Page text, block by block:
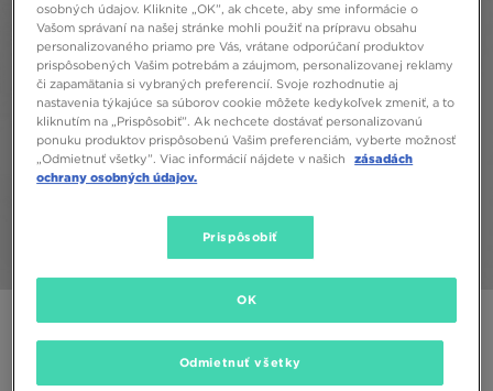
JORDAN GIRLS' TIE DYE TRIČKO/SHORTS SET INFANT
23,00 €
osobných údajov. Kliknite „OK”, ak chcete, aby sme informácie o
Vašom správaní na našej stránke mohli použiť na prípravu obsahu
personalizovaného priamo pre Vás, vrátane odporúčaní produktov
prispôsobených Vašim potrebám a záujmom, personalizovanej reklamy
či zapamätania si vybraných preferencií. Svoje rozhodnutie aj
nastavenia týkajúce sa súborov cookie môžete kedykoľvek zmeniť, a to
kliknutím na „Prispôsobiť”. Ak nechcete dostávať personalizovanú
ponuku produktov prispôsobenú Vašim preferenciám, vyberte možnosť
„Odmietnuť všetky”. Viac informácií nájdete v našich
zásadách
ochrany osobných údajov.
Prispôsobiť
Odmietnuť všetky
OK